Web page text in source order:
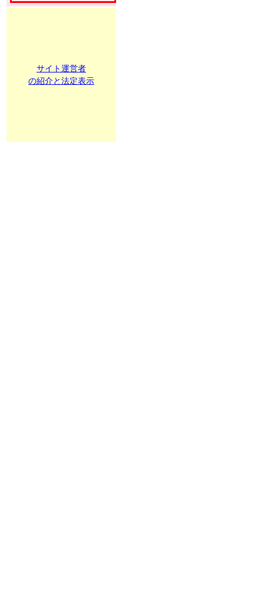
サイト運営者
の紹介と法定表示